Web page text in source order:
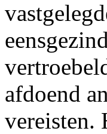
afdoend
vereisten.